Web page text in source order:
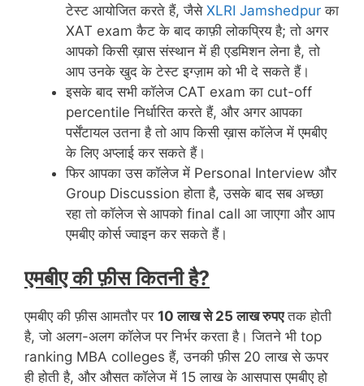
टेस्ट आयोजित करते हैं, जैसे XLRI Jamshedpur का
XAT exam कैट के बाद काफ़ी लोकप्रिय है; तो अगर
आपको किसी ख़ास संस्थान में ही एडमिशन लेना है, तो
आप उनके खुद के टेस्ट इग्ज़ाम को भी दे सकते हैं।
इसके बाद सभी कॉलेज CAT exam का cut-off
percentile निर्धारित करते हैं, और अगर आपका
पर्सेंटायल उतना है तो आप किसी ख़ास कॉलेज में एमबीए
के लिए अप्लाई कर सकते हैं।
फिर आपका उस कॉलेज में Personal Interview और
Group Discussion होता है, उसके बाद सब अच्छा
रहा तो कॉलेज से आपको final call आ जाएगा और आप
एमबीए कोर्स ज्वाइन कर सकते हैं।
एमबीए की फ़ीस कितनी है?
एमबीए की फ़ीस आमतौर पर 10 लाख से 25 लाख रुपएतक होती
है, जो अलग-अलग कॉलेज पर निर्भर करता है। जितने भी top
ranking MBA colleges हैं, उनकी फ़ीस 20 लाख से ऊपर
ही होती है, और औसत कॉलेज में 15 लाख के आसपास एमबीए हो